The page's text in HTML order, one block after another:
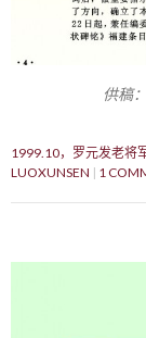
供稿
1999.10，罗元发老将
LUOXUNSEN
1